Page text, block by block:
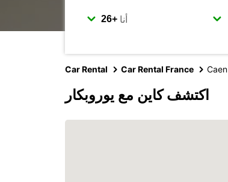
أنا
Car Rental Car Rental France Caen
اكتشف كاين مع يوروبكار